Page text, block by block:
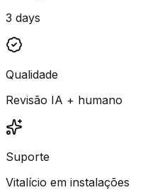
3 days
Qualidade
Revisão IA + humano
Suporte
Vitalício em instalações